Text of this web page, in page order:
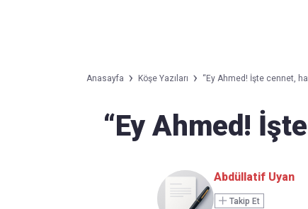
Favori mecralarınızda haber
Anasayfa Köşe Yazıları “Ey Ahmed! İşte cennet,
“Ey Ahmed!
Abdüllatif Uyan
Takip Et